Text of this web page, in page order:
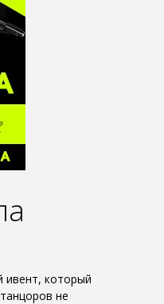
ивент, который
не